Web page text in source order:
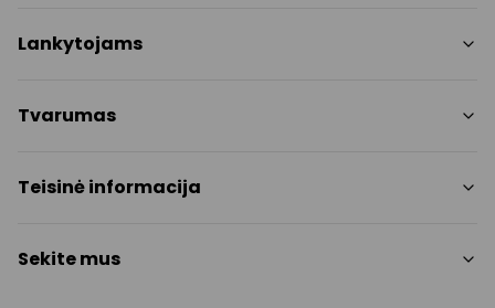
Paslaugos
Pramogos
Lankytojams
Nemokami patogumai
Kontaktai
Dovanų kortelė
Tvarumas
Tvarumo ataskaita
Teisinė informacija
Slapukų politika
Sekite mus